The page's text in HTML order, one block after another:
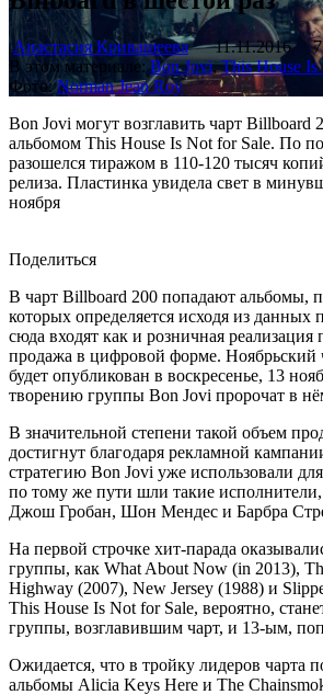
Анастасия Кривашеева 11.11.2016
В этом материале: Bon Jovi,This House
Фото:Norman Jean Roy
Bon Jovi могут возглавить чарт Billboard
альбомом This House Is Not for Sale. По
разошелся тиражом в 110-120 тысяч
релиза. Пластинка увидела свет в
ноября
Поделиться
В чарт Billboard 200 попадают альбомы,
которых определяется исходя из данных
сюда входят как и розничная реализация
продажа в цифровой форме. Ноябрьский
будет опубликован в воскресенье, 13
творению группы Bon Jovi пророчат в
В значительной степени такой объем
достигнут благодаря рекламной
стратегию Bon Jovi уже использовали
по тому же пути шли такие
Джош Гробан, Шон Мендес и Барбра
На первой строчке хит-парада
группы, как What About Now (in 2013),
Highway (2007), New Jersey (1988) и
This House Is Not for Sale, вероятно,
группы, возглавившим чарт, и 13-ым,
Ожидается, что в тройку лидеров чарта
альбомы Alicia Keys Here и The